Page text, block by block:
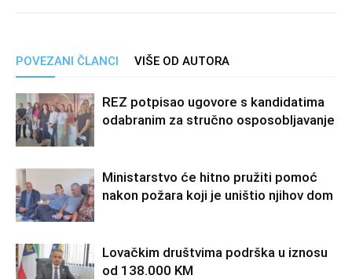
POVEZANI ČLANCI VIŠE OD AUTORA
REZ potpisao ugovore s kandidatima
odabranim za stručno osposobljavanje
Ministarstvo će hitno pružiti pomoć
nakon požara koji je uništio njihov dom
Lovačkim društvima podrška u iznosu
od 138.000 KM